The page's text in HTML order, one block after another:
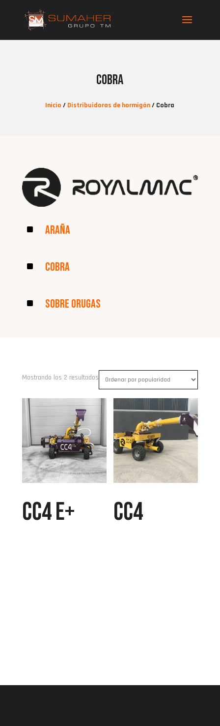
Cobra
Inicio / Distribuidoras de hormigón/ Cobra
^ Araña
^ Cobra
^ Sobre Orugas
Mostrando los 2 resultadosOrdenado
por
popularidad
CC4 E+ CC4